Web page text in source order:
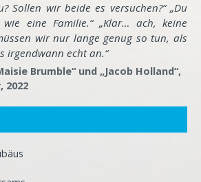
Sollen wir beide es versuchen?“ „Du
eine Familie.“ „Klar… ach, keine
wir nur lange genug so tun, als
irgendwann echt an.“
Brumble“ und „Jacob Holland“,
2022